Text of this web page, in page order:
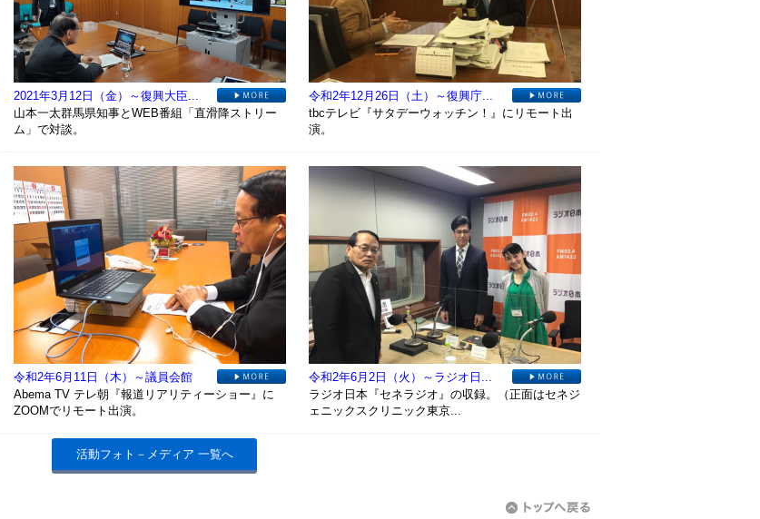
2021年3月12日（金）～復興大臣...
山本一太群馬県知事とWEB番組「直滑降ストリー
ム」で対談。
令和2年12月26日（土）～復興庁...
tbcテレビ『サタデーウォッチン！』にリモート出
演。
令和2年6月11日（木）～議員会館
Abema TV テレ朝『報道リアリティーショー』に
ZOOMでリモート出演。
令和2年6月2日（火）～ラジオ日...
ラジオ日本『セネラジオ』の収録。（正面はセネジ
ェニックスクリニック東京...
活動フォト－メディア 一覧へ